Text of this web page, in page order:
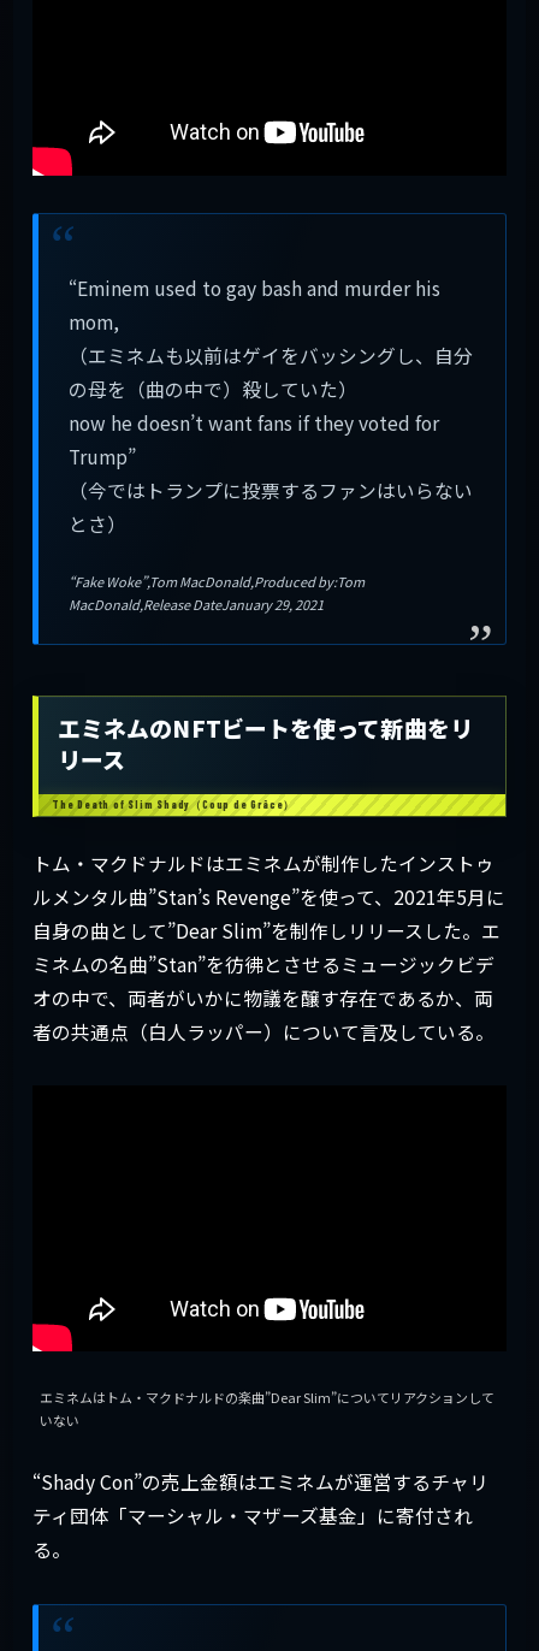
“Eminem used to gay bash and murder his
mom,
（エミネムも以前はゲイをバッシングし、自分
の母を（曲の中で）殺していた）
now he doesn’t want fans if they voted for
Trump”
（今ではトランプに投票するファンはいらない
とさ）
“Fake Woke”,Tom MacDonald,Produced by:Tom
MacDonald,Release DateJanuary 29, 2021
エミネムのNFTビートを使って新曲をリ
リース
トム・マクドナルドはエミネムが制作したインストゥ
ルメンタル曲”Stan’s Revenge”を使って、2021年5月に
自身の曲として”Dear Slim”を制作しリリースした。エ
ミネムの名曲”Stan”を彷彿とさせるミュージックビデ
オの中で、両者がいかに物議を醸す存在であるか、両
者の共通点（白人ラッパー）について言及している。
エミネムはトム・マクドナルドの楽曲”Dear Slim”についてリアクションして
いない
“Shady Con”の売上金額はエミネムが運営するチャリ
ティ団体「マーシャル・マザーズ基金」に寄付され
る。